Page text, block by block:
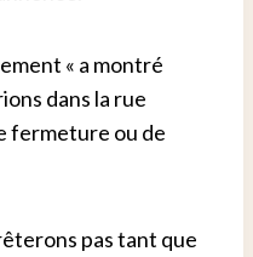
« a montré
dans la rue
fermeture ou de
pas tant que